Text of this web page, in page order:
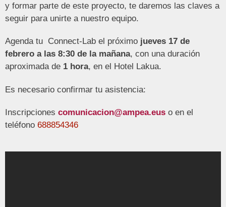
y formar parte de este proyecto, te daremos las claves a
seguir para unirte a nuestro equipo.
Agenda tu Connect-Lab el próximo jueves 17 de
febrero a las 8:30 de la mañana, con una duración
aproximada de 1 hora, en el Hotel Lakua.
Es necesario confirmar tu asistencia:
Inscripciones comunicacion@ampea.eus o en el
teléfono 688854346